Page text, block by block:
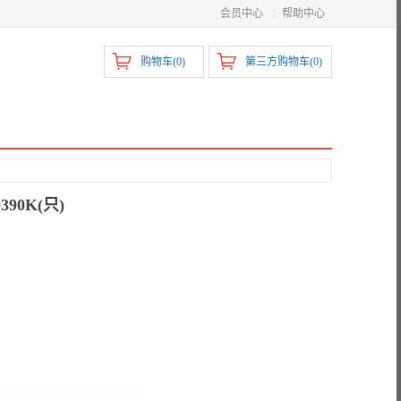
会员中心 帮助中心
第三方购物车(0)
购物车(0)
只)